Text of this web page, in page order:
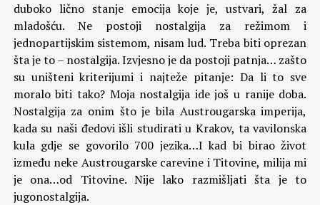
duboko lično stanje emocija koje je, ustvari, žal za
mladošću. Ne postoji nostalgija za režimom i
jednopartijskim sistemom, nisam lud. Treba biti oprezan
šta je to – nostalgija. Izvjesno je da postoji patnja… zašto
su uništeni kriterijumi i najteže pitanje: Da li to sve
moralo biti tako? Moja nostalgija ide još u ranije doba.
Nostalgija za onim što je bila Austrougarska imperija,
kada su naši đedovi išli studirati u Krakov, ta vavilonska
kula gdje se govorilo 700 jezika…I kad bi birao život
između neke Austrougarske carevine i Titovine, milija mi
je ona…od Titovine. Nije lako razmišljati šta je to
jugonostalgija.